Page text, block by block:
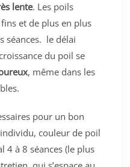
lente. Les poils
et de plus en plus
séances. le délai
du poil se
, même dans les
pour un bon
couleur de poil
4 à 8 séances (le plus